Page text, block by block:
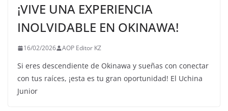
¡VIVE UNA EXPERIENCIA
INOLVIDABLE EN OKINAWA!
16/02/2026 AOP Editor KZ
Si eres descendiente de Okinawa y sueñas con conectar
con tus raíces, ¡esta es tu gran oportunidad! El Uchina
Junior